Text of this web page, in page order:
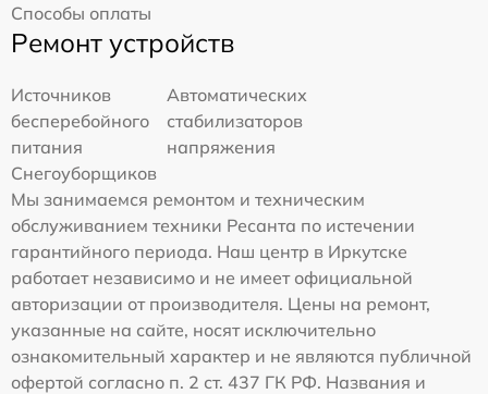
Способы оплаты
Ремонт устройств
Источников
бесперебойного
питания
Автоматических
стабилизаторов
напряжения
Снегоуборщиков
Мы занимаемся ремонтом и техническим
обслуживанием техники Ресанта по истечении
гарантийного периода. Наш центр в Иркутске
работает независимо и не имеет официальной
авторизации от производителя. Цены на ремонт,
указанные на сайте, носят исключительно
ознакомительный характер и не являются публичной
офертой согласно п. 2 ст. 437 ГК РФ. Названия и